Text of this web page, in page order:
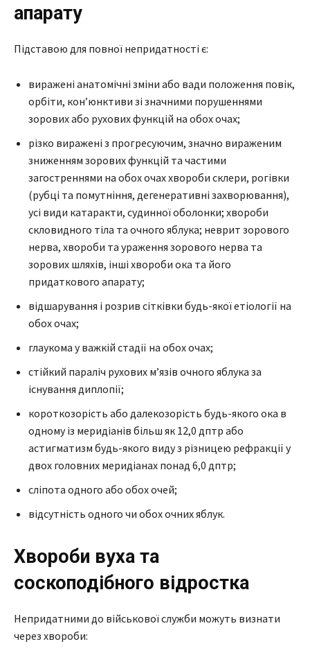
апарату
Підставою для повної непридатності є:
виражені анатомічні зміни або вади положення повік,
орбіти, кон’юнктиви зі значними порушеннями
зорових або рухових функцій на обох очах;
різко виражені з прогресуючим, значно вираженим
зниженням зорових функцій та частими
загостреннями на обох очах хвороби склери, рогівки
(рубці та помутніння, дегенеративні захворювання),
усі види катаракти, судинної оболонки; хвороби
скловидного тіла та очного яблука; неврит зорового
нерва, хвороби та ураження зорового нерва та
зорових шляхів, інші хвороби ока та його
придаткового апарату;
відшарування і розрив сітківки будь-якої етіології на
обох очах;
глаукома у важкій стадії на обох очах;
стійкий параліч рухових м’язів очного яблука за
існування диплопії;
короткозорість або далекозорість будь-якого ока в
одному із меридіанів більш як 12,0 дптр або
астигматизм будь-якого виду з різницею рефракції у
двох головних меридіанах понад 6,0 дптр;
сліпота одного або обох очей;
відсутність одного чи обох очних яблук.
Хвороби вуха та
соскоподібного відростка
Непридатними до військової служби можуть визнати
через хвороби: